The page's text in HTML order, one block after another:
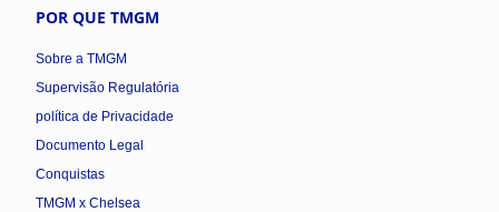
POR QUE TMGM
Sobre a TMGM
Supervisão Regulatória
política de Privacidade
Documento Legal
Conquistas
TMGM x Chelsea